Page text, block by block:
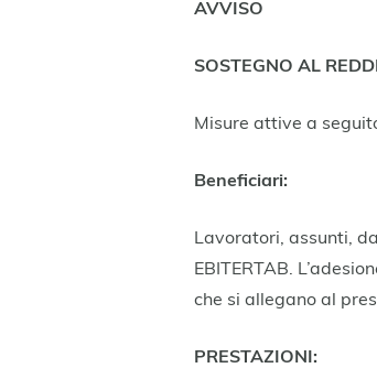
AVVISO
SOSTEGNO AL
Misure attive a
Beneficiari:
Lavoratori, assunti,
EBITERTAB.
che si allegano al
PRESTAZIONI: